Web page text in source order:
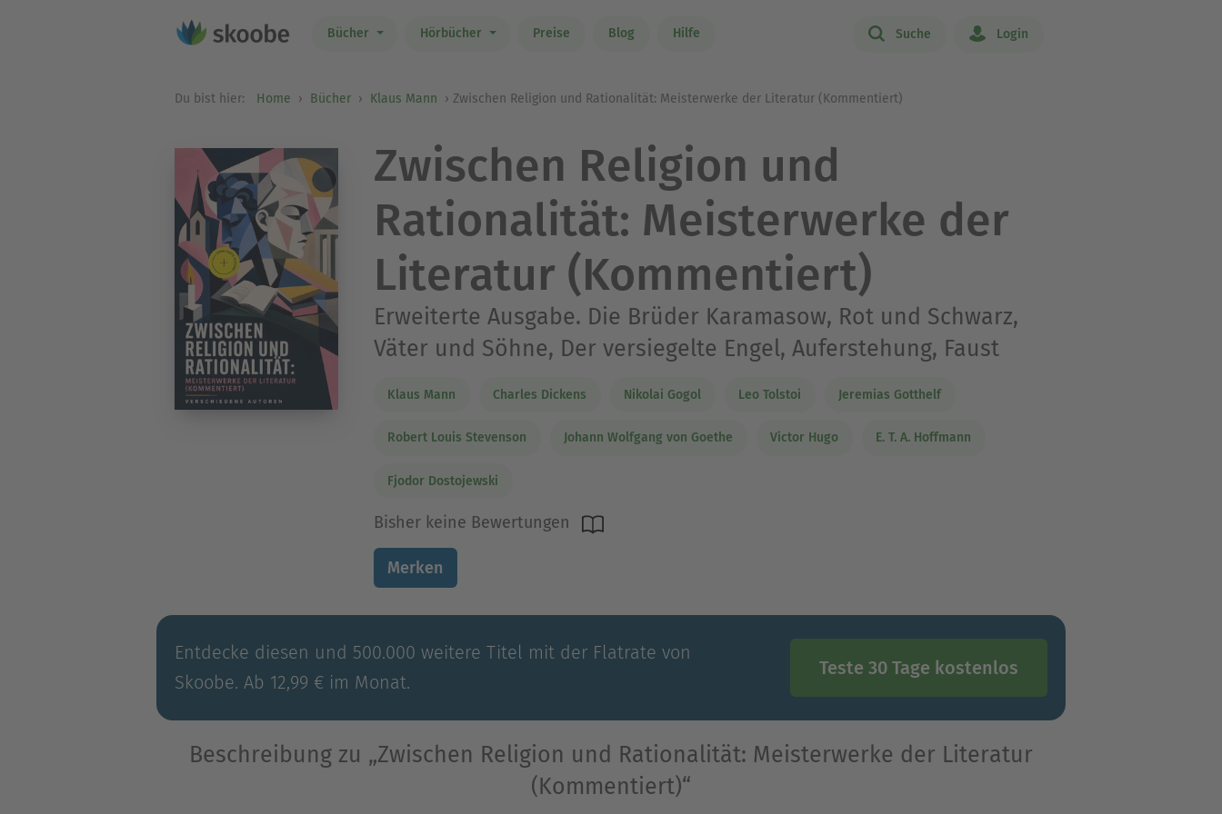
Bücher Hörbücher Preise Blog Hilfe Suche Login
Du bist hier: Home Bücher Klaus Mann Zwischen Religion und Rationalität: Meisterwerke der Literatur (Kommentiert)
Zwischen Religion und
Rationalität: Meisterwerke der
Literatur (Kommentiert)
Erweiterte Ausgabe. Die Brüder Karamasow, Rot und Schwarz,
Väter und Söhne, Der versiegelte Engel, Auferstehung, Faust
Klaus Mann Charles Dickens Nikolai Gogol Leo Tolstoi Jeremias Gotthelf
Robert Louis Stevenson Johann Wolfgang von Goethe Victor Hugo E. T. A. Hoffmann
Fjodor Dostojewski
Bisher keine Bewertungen
Merken
Entdecke diesen und 500.000 weitere Titel mit der Flatrate von
Skoobe. Ab 12,99 € im Monat.
Teste 30 Tage kostenlos
Beschreibung zu „Zwischen Religion und Rationalität: Meisterwerke der Literatur
(Kommentiert)“